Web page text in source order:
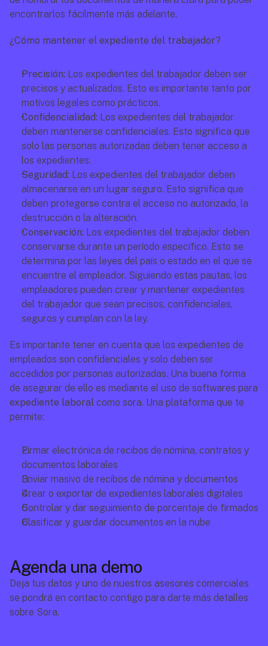
encontrarlos fácilmente más adelante.
¿Cómo mantener el expediente del trabajador?
Precisión: Los expedientes del trabajador deben ser
precisos y actualizados. Esto es importante tanto por
motivos legales como prácticos.
Confidencialidad: Los expedientes del trabajador
deben mantenerse confidenciales. Esto significa que
solo las personas autorizadas deben tener acceso a
los expedientes.
Seguridad: Los expedientes del trabajador deben
almacenarse en un lugar seguro. Esto significa que
deben protegerse contra el acceso no autorizado, la
destrucción o la alteración.
Conservación: Los expedientes del trabajador deben
conservarse durante un período específico. Esto se
determina por las leyes del país o estado en el que se
encuentre el empleador. Siguiendo estas pautas, los
empleadores pueden crear y mantener expedientes
del trabajador que sean precisos, confidenciales,
seguros y cumplan con la ley.
Es importante tener en cuenta que los expedientes de
empleados son confidenciales y solo deben ser
accedidos por personas autorizadas. Una buena forma
expediente laboral como sora. Una plataforma que te
permite:
Firmar electrónica de recibos de nómina, contratos y
documentos laborales
Enviar masivo de recibos de nómina y documentos
Crear o exportar de expedientes laborales digitales
Controlar y dar seguimiento de porcentaje de firmados
Clasificar y guardar documentos en la nube
Agenda una demo
Deja tus datos y uno de nuestros asesores comerciales
se pondrá en contacto contigo para darte más detalles
sobre Sora.